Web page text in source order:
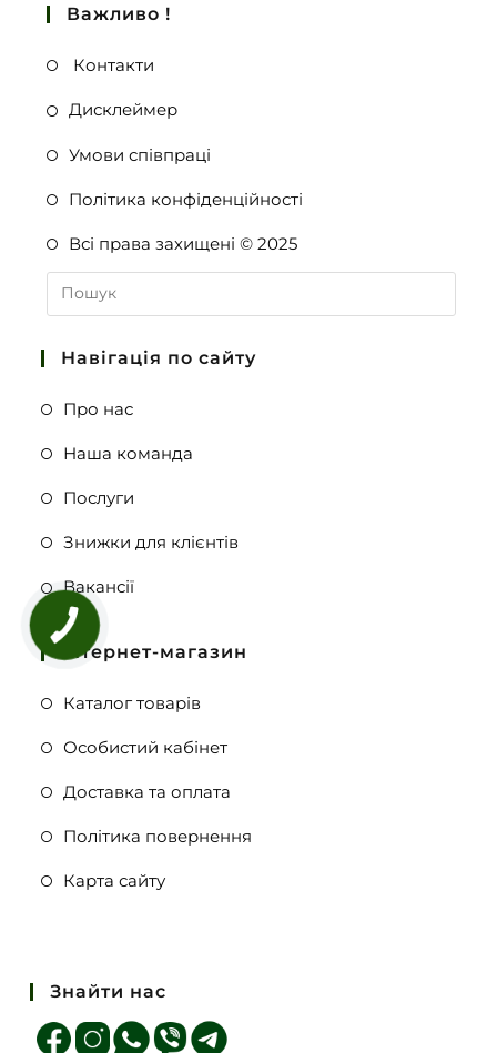
Важливо !
Контакти
Дисклеймер
Умови співпраці
Політика конфіденційності
Всі права захищені © 2025
Навігація по сайту
Про нас
Наша команда
Послуги
Знижки для клієнтів
Вакансії
Інтернет-магазин
Каталог товарів
Особистий кабінет
Доставка та оплата
Політика повернення
Карта сайту
Знайти нас